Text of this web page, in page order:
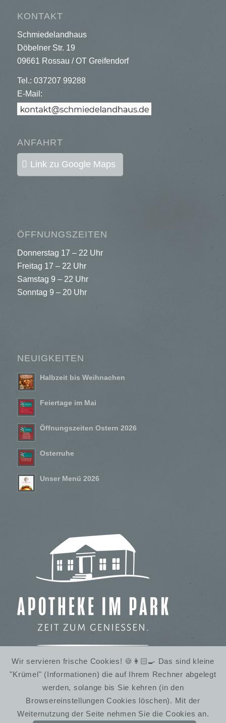
KONTAKT
Schmiedelandhaus
Döbelner Str. 19
09661 Rossau / OT Greifendorf
Tel.: 037207 99288
E-Mail:
ANFAHRT
Link zu Google Maps
ÖFFNUNGSZEITEN
Donnerstag 17 – 22 Uhr
Freitag 17 – 22 Uhr
Samstag 9 – 22 Uhr
Sonntag 9 – 20 Uhr
NEUIGKEITEN
Halbzeit bis Weihnachen
Feiertage im Mai
Öffnungszeiten Ostern 2026
Osterruhe
Unser Menü 2026
IMBISS IM STADTPARK
WINTERRUHE
Wir servieren frische Cookies! 🍪👩🏻‍🍳 Das sind kleine
"Krümel" (Informationen) die auf Ihrem Rechner abgelegt
werden, solange bis Sie kehren (in den
Browsereinstellungen Cookies löschen). Mit der
Weiternutzung der Seite nehmen Sie die Cookies an.